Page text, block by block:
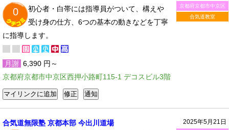
京都府京都市中京区
合気道教室
0
初心者・白帯には指導員がついて、構えや
受け身の仕方、6つの基本の動きなどを丁寧
に指導します。
月謝 6,390 円～
京都府京都市中京区西押小路町115-1 デコスビル3階
2025年5月21日
合気道無限塾 京都本部 今出川道場